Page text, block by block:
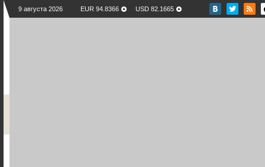
9 августа 2026 EUR 94.8366 USD 82.1665